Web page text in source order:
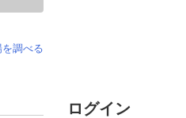
調べる
ログイン